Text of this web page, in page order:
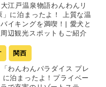
江戸温泉物語わんわんリ
」に泊まったよ！ 上質な温
イキングを満喫！| 愛犬と
辺観光スポットもご紹介
関西
わんわんパラダイス プレ
に泊まったよ！プライベー